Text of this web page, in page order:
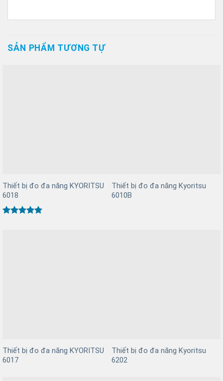
SẢN PHẨM TƯƠNG TỰ
Thiết bị đo đa năng KYORITSU
6018
Thiết bị đo đa năng Kyoritsu
6010B
Thiết bị đo đa năng KYORITSU
6017
Thiết bị đo đa năng Kyoritsu
6202